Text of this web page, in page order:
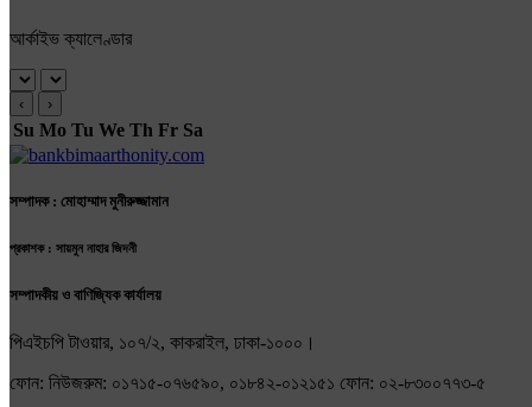
আর্কাইভ ক্যালেণ্ডার
‹ ›
Su Mo Tu We Th Fr Sa
সম্পাদক : মোহাম্মাদ মুনীরুজ্জামান
প্রকাশক : সায়মুন নাহার জিদনী
সম্পাদকীয় ও বাণিজ্যিক কার্যালয়
পিএইচপি টাওয়ার, ১০৭/২, কাকরাইল, ঢাকা-১০০০।
ফোন: নিউজরুম: ০১৭১৫-০৭৬৫৯০, ০১৮৪২-০১২১৫১ ফোন: ০২-৮৩০০৭৭৩-৫